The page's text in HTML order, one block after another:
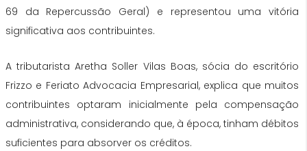
69 da Repercussão Geral) e representou uma vitória
significativa aos contribuintes.
A tributarista Aretha Soller Vilas Boas, sócia do escritório
Frizzo e Feriato Advocacia Empresarial, explica que muitos
contribuintes optaram inicialmente pela compensação
administrativa, considerando que, à época, tinham débitos
suficientes para absorver os créditos.